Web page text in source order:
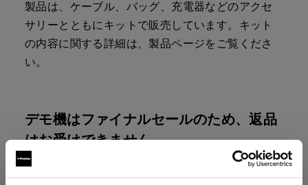
製品は、ケーブル、バッグ、充電器などのアクセ
サリーとともにキットで販売しています。キット
の内容に関する詳細は、製品ページをご覧くださ
い。
デモ機はファイナルセールのため、返品
はお受けできません。
ご購入は、各製品の「購入する」ボタンをクリッ
クしてください。割引は、決済カートのデモ機に